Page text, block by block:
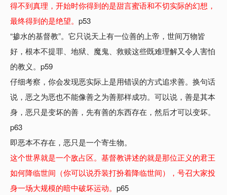
得不到真理，开始时你得到的是甜言蜜语和不切实际的幻想，
最终得到的是绝望。 p53
“掺水的基督教”。它只说天上有一位善的上帝，世间万物皆
好，根本不提罪、地狱、魔鬼、救赎这些既难理解又令人害怕
的教义。p59
仔细考察，你会发现恶实际上是用错误的方式追求善。换句话
说，恶之为恶也不能像善之为善那样成功。可以说，善是其本
身，恶只是变坏的善，先有善的东西存在，然后才可以变坏。
p63
即恶本不存在，恶只是一个寄生物。
这个世界就是一个敌占区。基督教讲述的就是那位正义的君王
如何降临世间（你可以说乔装打扮着降临世间），号召大家投
身一场大规模的暗中破坏运动。 p65